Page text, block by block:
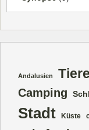
Andalusien Tiere
Camping
Stadt Küste